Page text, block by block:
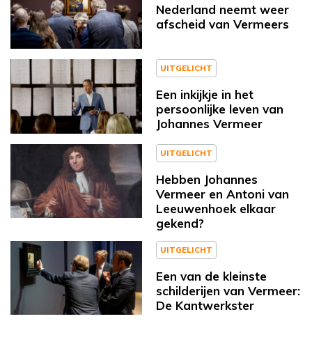
Nederland neemt weer
afscheid van Vermeers
UITGELICHT
Een inkijkje in het
persoonlijke leven van
Johannes Vermeer
UITGELICHT
Hebben Johannes
Vermeer en Antoni van
Leeuwenhoek elkaar
gekend?
UITGELICHT
Een van de kleinste
schilderijen van Vermeer:
De Kantwerkster